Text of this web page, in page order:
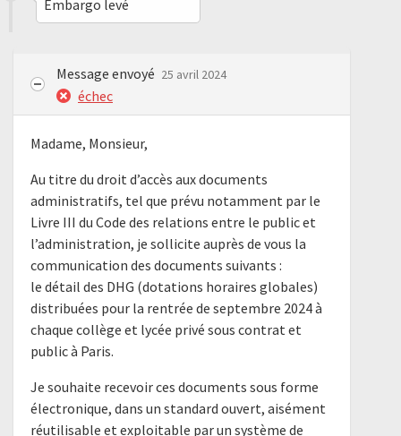
Embargo levé
Message envoyé 25 avril 2024
échec
Madame, Monsieur,
Au titre du droit d’accès aux documents
administratifs, tel que prévu notamment par le
Livre III du Code des relations entre le public et
l’administration, je sollicite auprès de vous la
communication des documents suivants :
le détail des DHG (dotations horaires globales)
distribuées pour la rentrée de septembre 2024 à
chaque collège et lycée privé sous contrat et
public à Paris.
Je souhaite recevoir ces documents sous forme
électronique, dans un standard ouvert, aisément
réutilisable et exploitable par un système de